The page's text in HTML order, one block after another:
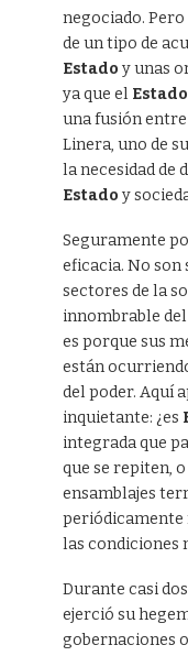
negociado.
de un tipo de
Estado y unas
ya que el
una fusión entre
Linera, uno de
la necesidad de
Estado y
Seguramente
eficacia. No
sectores de la
innombrable del
es porque sus
están
del poder. Aquí
inquietante: ¿es
integrada que
que se repiten,
ensamblajes
periódicamente
las condiciones
Durante casi
ejerció su
gobernaciones